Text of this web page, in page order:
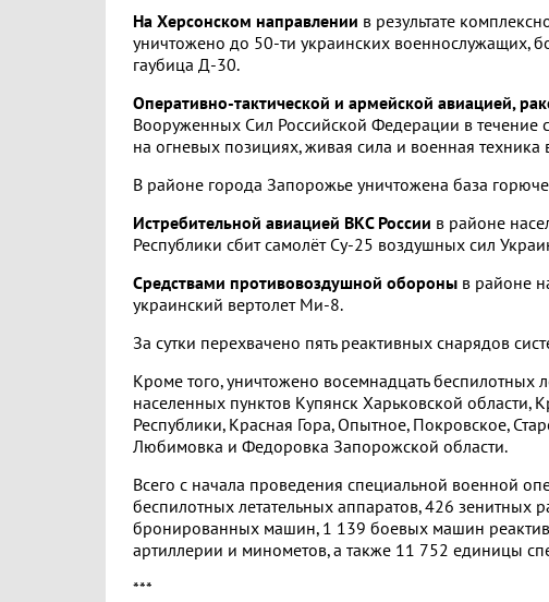
На Херсонском направлении в результате
уничтожено до 50-ти украинских военнослужащих,
гаубица Д-30.
Оперативно-тактической и армейской авиацией,
Вооруженных Сил Российской Федерации в течение
на огневых позициях, живая сила и военная техника
В районе города Запорожье уничтожена база
Истребительной авиацией ВКС России в районе
Республики сбит самолёт Су-25 воздушных сил
Средствами противовоздушной обороны в районе
украинский вертолет Ми-8.
За сутки перехвачено пять реактивных снарядов
Кроме того, уничтожено восемнадцать беспилотных
населенных пунктов Купянск Харьковской области,
Республики, Красная Гора, Опытное, Покровское,
Любимовка и Федоровка Запорожской области.
Всего с начала проведения специальной военной
беспилотных летательных аппаратов, 426 зенитных
бронированных машин, 1 139 боевых машин
артиллерии и минометов, а также 11 752 единицы
***